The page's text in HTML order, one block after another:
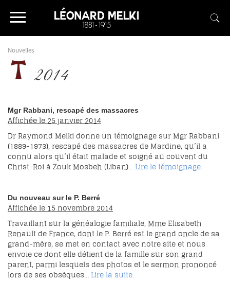
Nouvelles
2014
Mgr Rabbani, rescapé des massacres
Affichée le 25 janvier 2014
Dr Raymond Melki donne un témoignage sur Mgr Rabbani
(1889-1973), rescapé des massacres de Mardine, qu’il a
connu alors qu’il était malade et soigné au couvent du
Christ-Roi à Zouk Mosbeh (Liban)…Lire le témoignage.
Du nouveau sur le P. Berré
Affichée le 15 novembre 2014
Travaillant sur la généalogie familiale, Mme Elisabeth
Renault de France, dont le P. Berré est le grand oncle de sa
grand-mère, se met en contact avec notre site et nous
envoie ce dont elle détient de la famille sur son grand
parent, parmi lesquels des photos et le sermon prononcé
lors de ses obsèques…Lire la suite.